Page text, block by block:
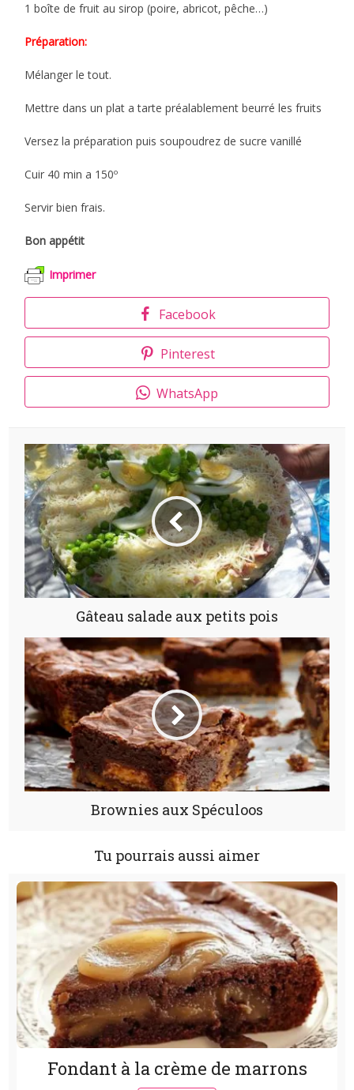
1 boîte de fruit au sirop (poire, abricot, pêche…)
Préparation:
Mélanger le tout.
Mettre dans un plat a tarte préalablement beurré les fruits
Versez la préparation puis soupoudrez de sucre vanillé
Cuir 40 min a 150º
Servir bien frais.
Bon appétit
Imprimer
Facebook
Pinterest
WhatsApp
Gâteau salade aux petits pois
Brownies aux Spéculoos
Tu pourrais aussi aimer
Fondant à la crème de marrons